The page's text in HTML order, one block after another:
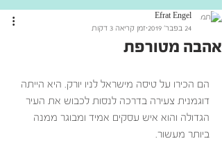
אהבה מטורפת
Efrat Engel
24 בפבר׳ 2019
זמן קריאה 3 דקות
הם הכירו על טיסה מישראל לניו יורק. היא הייתה
דוגמנית צעירה בדרכה לנסות לכבוש את העיר
הגדולה והוא איש עסקים אמיד ומבוגר ממנה
ביותר מעשור.